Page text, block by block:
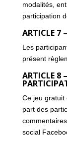
modalités,
participation
ARTICLE 7
Les
présent
ARTICLE 8
Ce jeu gratuit
part des
social